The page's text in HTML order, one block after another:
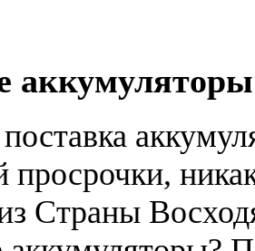
просрочки,
Страны